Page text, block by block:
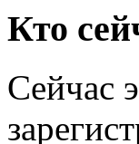
Кто
Сейчас